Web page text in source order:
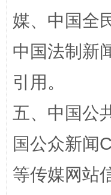
媒、中国全
中国法制新
引用。
五、中国公
国公众新闻
等传媒网站